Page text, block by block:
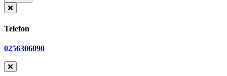
Telefon
0256306090